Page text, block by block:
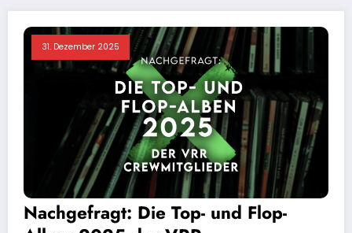
31. Dezember 2025
Nachgefragt: Die Top- und Flop-